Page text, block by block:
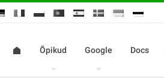
Õpikud Google Docs